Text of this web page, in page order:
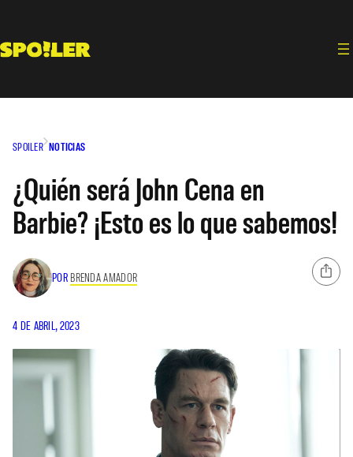
contenido
SPOILER NOTICIAS
¿Quién será John Cena en
Barbie? ¡Esto es lo que sabemos!
POR BRENDA AMADOR
4 DE ABRIL, 2023